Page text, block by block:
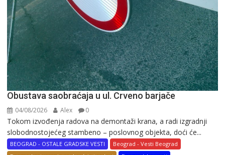
Obustava saobraćaja u ul. Crveno barjače
04/08/2026 Alex 0
Tokom izvođenja radova na demontaži krana, a radi izgradnji
slobodnostojećeg stambeno – poslovnog objekta, doći će...
BEOGRAD - OSTALE GRADSKE VESTI
Beograd - Vesti Beograd